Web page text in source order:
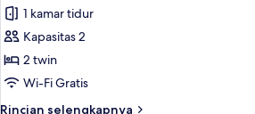
Kamar
Deluks,
2
Tempat
1 kamar tidur
Kapasitas 2
2 twin
Wi-Fi Gratis
Rincian selengkapnya
Rincian